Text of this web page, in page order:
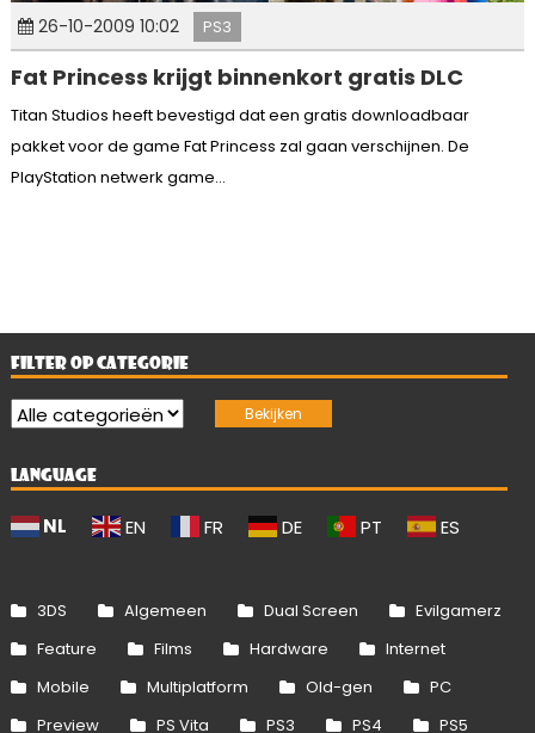
26-10-2009 10:02 PS3
Fat Princess krijgt binnenkort gratis DLC
Titan Studios heeft bevestigd dat een gratis downloadbaar
pakket voor de game Fat Princess zal gaan verschijnen. De
PlayStation netwerk game...
FILTER OP CATEGORIE
LANGUAGE
NL EN FR DE PT ES
3DS Algemeen Dual Screen
Evilgamerz
Feature
Films Hardware
Internet
Mobile
Multiplatform Old-gen
PC
Preview
PS Vita PS3 PS4 PS5